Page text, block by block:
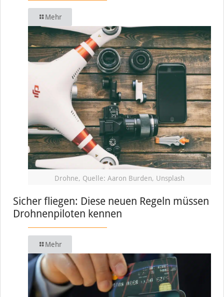
Mehr
Drohne, Quelle: Aaron Burden, Unsplash
Sicher fliegen: Diese neuen Regeln müssen
Drohnenpiloten kennen
Mehr